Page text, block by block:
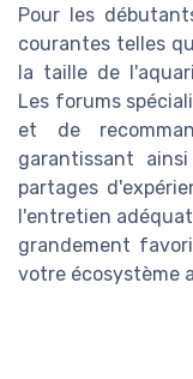
Pour les
courantes telles
la taille de
Les forums
et de
garantissant
partages
l'entretien
grandement
votre écosystème